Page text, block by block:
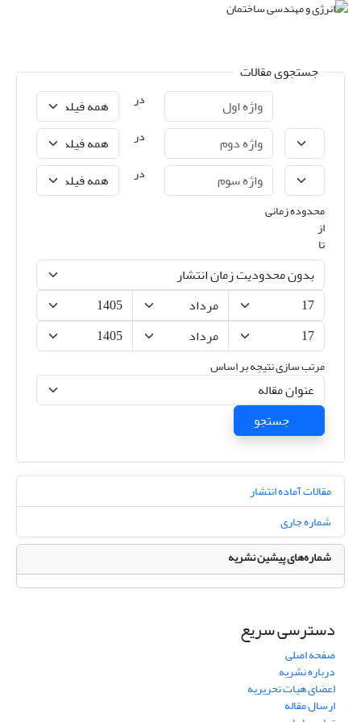
جستجوی مقالات
در
در
در
محدوده زمانی
از
تا
مرتب سازی نتیجه بر اساس
جستجو
مقالات آماده انتشار
شماره جاری
شماره‌های پیشین نشریه
دسترسی سریع
صفحه اصلی
درباره نشریه
اعضای هیات تحریریه
ارسال مقاله